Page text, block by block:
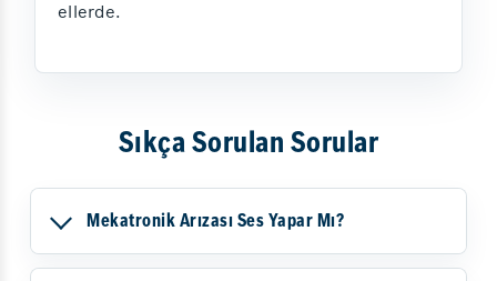
ellerde.
Sıkça Sorulan Sorular
Mekatronik Arızası Ses Yapar Mı?